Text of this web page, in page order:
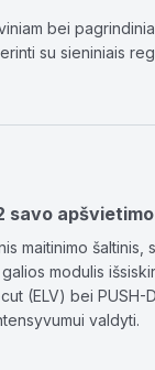
bei
su sieniniais
savo
maitinimo
modulis
(ELV) bei
valdyti.